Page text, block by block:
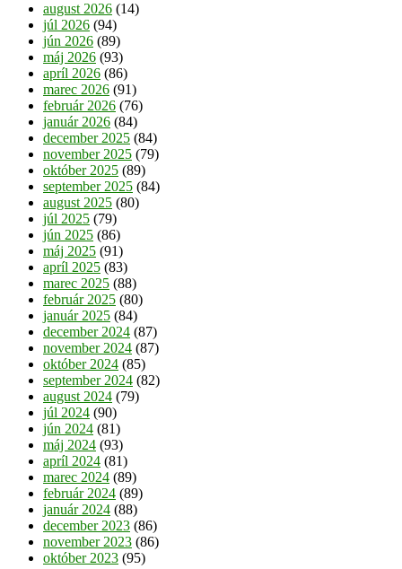
august 2026 (14)
júl 2026 (94)
jún 2026 (89)
máj 2026 (93)
apríl 2026 (86)
marec 2026 (91)
február 2026 (76)
január 2026 (84)
december 2025 (84)
november 2025 (79)
október 2025 (89)
september 2025 (84)
august 2025 (80)
júl 2025 (79)
jún 2025 (86)
máj 2025 (91)
apríl 2025 (83)
marec 2025 (88)
február 2025 (80)
január 2025 (84)
december 2024 (87)
november 2024 (87)
október 2024 (85)
september 2024 (82)
august 2024 (79)
júl 2024 (90)
jún 2024 (81)
máj 2024 (93)
apríl 2024 (81)
marec 2024 (89)
február 2024 (89)
január 2024 (88)
december 2023 (86)
november 2023 (86)
október 2023 (95)